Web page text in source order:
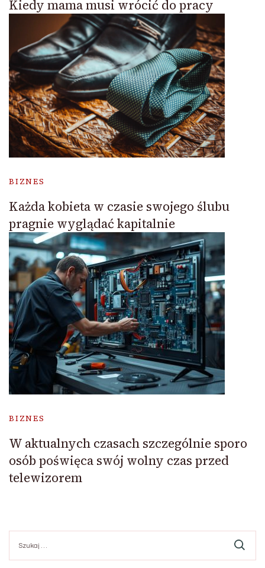
Kiedy mama musi wrócić do pracy
BIZNES
Każda kobieta w czasie swojego ślubu
pragnie wyglądać kapitalnie
BIZNES
W aktualnych czasach szczególnie sporo
osób poświęca swój wolny czas przed
telewizorem